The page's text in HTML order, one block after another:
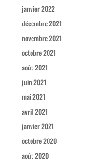
janvier 2022
décembre 2021
novembre 2021
octobre 2021
août 2021
juin 2021
mai 2021
avril 2021
janvier 2021
octobre 2020
août 2020